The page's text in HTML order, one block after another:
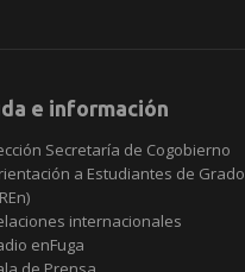
e información
Secretaría de Cogobierno
a Estudiantes de Grado
internacionales
enFuga